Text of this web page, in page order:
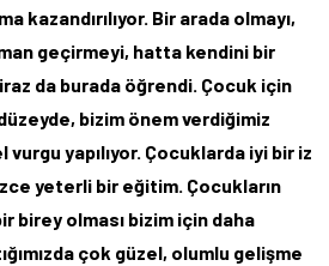
kazandırılıyor. Bir arada olmayı,
geçirmeyi, hatta kendini bir
da burada öğrendi. Çocuk için
bizim önem verdiğimiz
yapılıyor. Çocuklarda iyi bir iz
yeterli bir eğitim. Çocukların
birey olması bizim için daha
çok güzel, olumlu gelişme